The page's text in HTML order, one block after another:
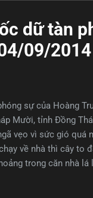
dữ tàn
09/2014
sự của Hoàng
Mười, tỉnh Đồng
vẹo vì sức gió quá
về nhà thì cây to
trong căn nhà lá